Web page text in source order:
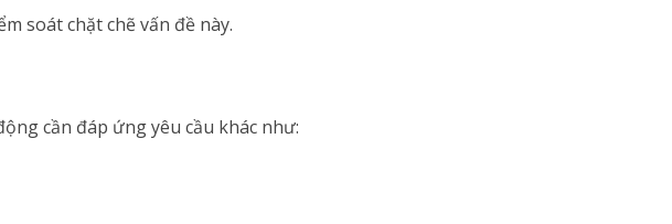
soát chặt chẽ vấn đề này.
cần đáp ứng yêu cầu khác như: